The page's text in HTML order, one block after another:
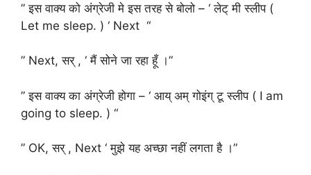
” इस वाक्य को अंग्रेजी मे इस तरह से बोलो – ‘ लेट् मी स्लीप (
Let me sleep. ) ‘ Next “
” Next, सर् , ‘ मैं सोने जा रहा हूँ ।”
” इस वाक्य का अंग्रेजी होगा – ‘ आय् अम् गोइंग् टू स्लीप ( I am
going to sleep. ) “
” OK, सर् , Next ‘ मुझे यह अच्छा नहीं लगता है ।”